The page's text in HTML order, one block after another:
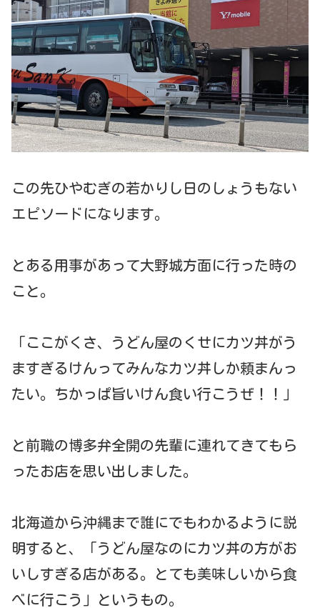
この先ひやむぎの若かりし日のしょうもない
エピソードになります。
とある用事があって大野城方面に行った時の
こと。
「ここがくさ、うどん屋のくせにカツ丼がう
ますぎるけんってみんなカツ丼しか頼まんっ
たい。ちかっぱ旨いけん食い行こうぜ！！」
と前職の博多弁全開の先輩に連れてきてもら
ったお店を思い出しました。
北海道から沖縄まで誰にでもわかるように説
明すると、「うどん屋なのにカツ丼の方がお
いしすぎる店がある。とても美味しいから食
べに行こう」というもの。